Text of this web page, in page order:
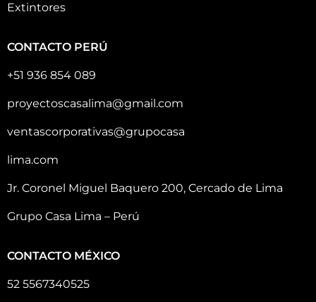
Extintores
CONTACTO PERÚ
+51 936 854 089
proyectoscasalima@gmail.com
ventascorporativas@grupocasa
lima.com
Jr. Coronel Miguel Baquero 200, Cercado de Lima
Grupo Casa Lima – Perú
CONTACTO MÉXICO
52 5567340525